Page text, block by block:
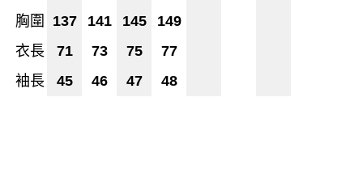
胸圍
137 141 145
149
衣長
71 73 75
77
袖長
45 46 47 48